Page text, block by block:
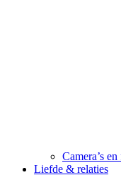
Camera’s
Liefde & relaties